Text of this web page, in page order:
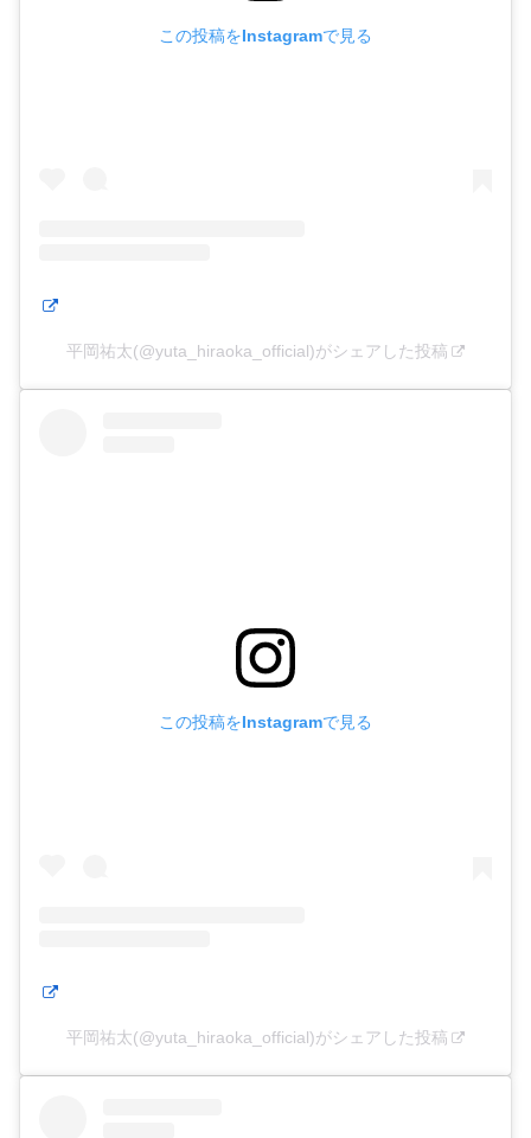
この投稿をInstagramで見る
平岡祐太(@yuta_hiraoka_official)がシェアした投稿
この投稿をInstagramで見る
平岡祐太(@yuta_hiraoka_official)がシェアした投稿